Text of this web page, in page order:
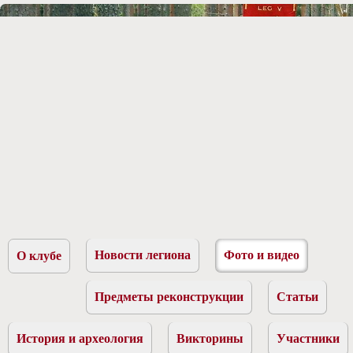
О клубе Новости легиона Фото и видео
Предметы реконструкции Статьи
История и археология Викторины Участники